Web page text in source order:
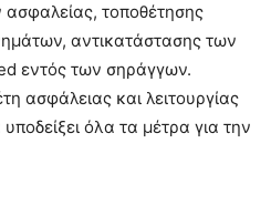
τοποθέτησης
αντικατάστασης των
εντός των σηράγγων.
ασφάλειας και λειτουργίας
όλα τα μέτρα για την